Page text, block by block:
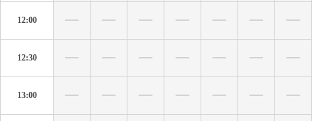
12:00
12:30
13:00